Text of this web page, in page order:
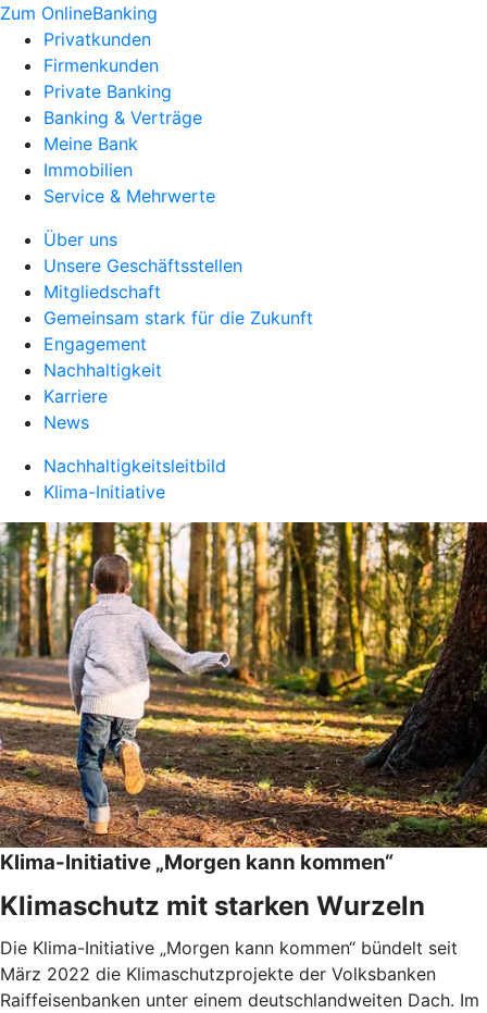
Zum OnlineBanking
Privatkunden
Firmenkunden
Private Banking
Banking & Verträge
Meine Bank
Immobilien
Service & Mehrwerte
Über uns
Unsere Geschäftsstellen
Mitgliedschaft
Gemeinsam stark für die Zukunft
Engagement
Nachhaltigkeit
Karriere
News
Nachhaltigkeitsleitbild
Klima-Initiative
Klima-Initiative „Morgen kann kommen“
Klimaschutz mit starken Wurzeln
Die Klima-Initiative „Morgen kann kommen“ bündelt seit
März 2022 die Klimaschutzprojekte der Volksbanken
Raiffeisenbanken unter einem deutschlandweiten Dach. Im